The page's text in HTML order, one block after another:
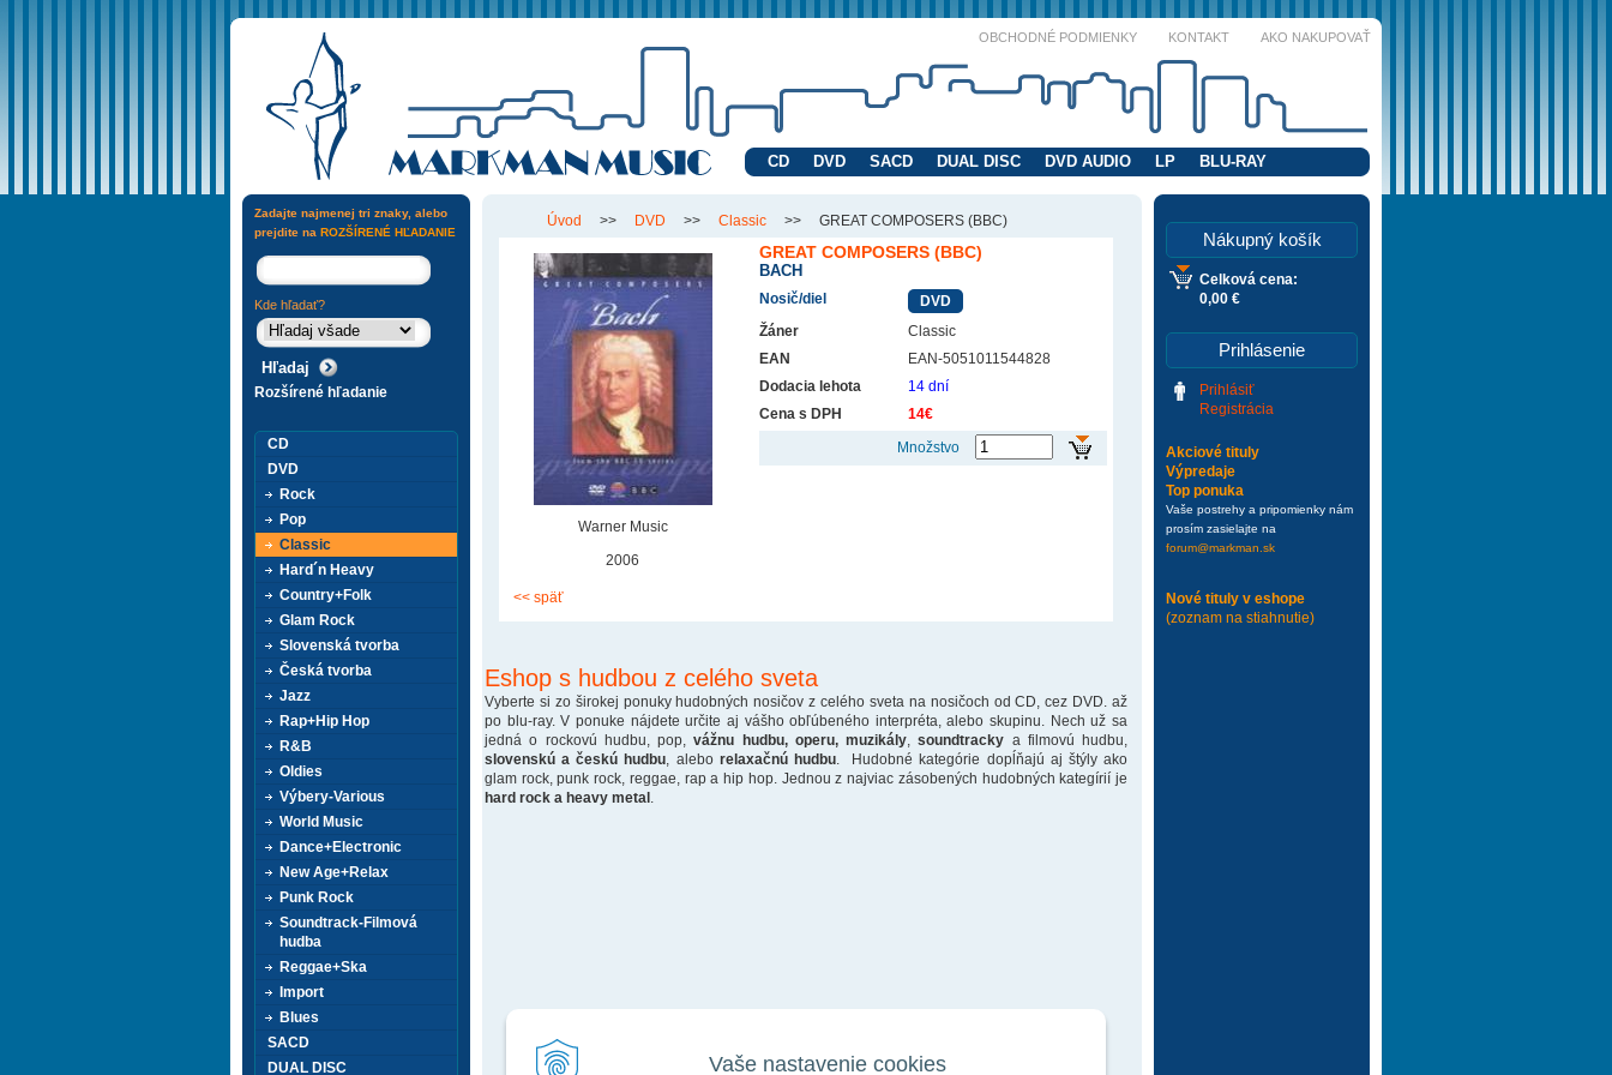
Vaše nastavenie cookies
OBCHODNÉ PODMIENKY KONTAKT AKO NAKUPOVAŤ
CD DVD SACD DUAL DISC DVD AUDIO LP BLU-RAY
Úvod >> DVD >> Classic >> GREAT COMPOSERS (BBC)
Warner Music
2006
GREAT COMPOSERS (BBC)
BACH
Nosič/diel
DVD
Žáner
Classic
EAN
EAN-5051011544828
Dodacia lehota
14 dní
Cena s DPH
14€
Množstvo
<< späť
Eshop s hudbou z celého sveta
Vyberte si zo širokej ponuky hudobných nosičov z celého sveta na nosičoch od CD, cez DVD. až
po blu-ray. V ponuke nájdete určite aj vášho obľúbeného interpréta, alebo skupinu. Nech už sa
jedná o rockovú hudbu, pop,vážnu hudbu, operu, muzikály ,soundtracky a filmovú hudbu,
slovenskú a českú hudbu , alebo relaxačnú hudbu. Hudobné kategórie dopĺňajú aj štýly ako
glam rock, punk rock, reggae, rap a hip hop. Jednou z najviac zásobených hudobných kategírií je
hard rock a heavy metal
Nákupný košík
Celková cena:
0,00 €
Prihlásenie
Prihlásiť
Registrácia
Akciové tituly
Výpredaje
Top ponuka
Vaše postrehy a pripomienky nám
prosím zasielajte na
forum@markman.sk
Nové tituly v eshope
(zoznam na stiahnutie)
Zadajte najmenej tri znaky, alebo
prejdite na ROZŠÍRENÉ HĽADANIE
Kde hľadať?
Rozšírené hľadanie
CD
DVD
Rock
Pop
Classic
Hard´n Heavy
Country+Folk
Glam Rock
Slovenská tvorba
Česká tvorba
Jazz
Rap+Hip Hop
R&B
Oldies
Výbery-Various
World Music
Dance+Electronic
New Age+Relax
Punk Rock
Soundtrack-Filmová
hudba
Reggae+Ska
Import
Blues
SACD
DUAL DISC